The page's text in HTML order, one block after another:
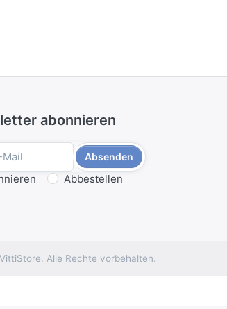
abonnieren
Absenden
wählenAbbestellen
Alle Rechte vorbehalten.